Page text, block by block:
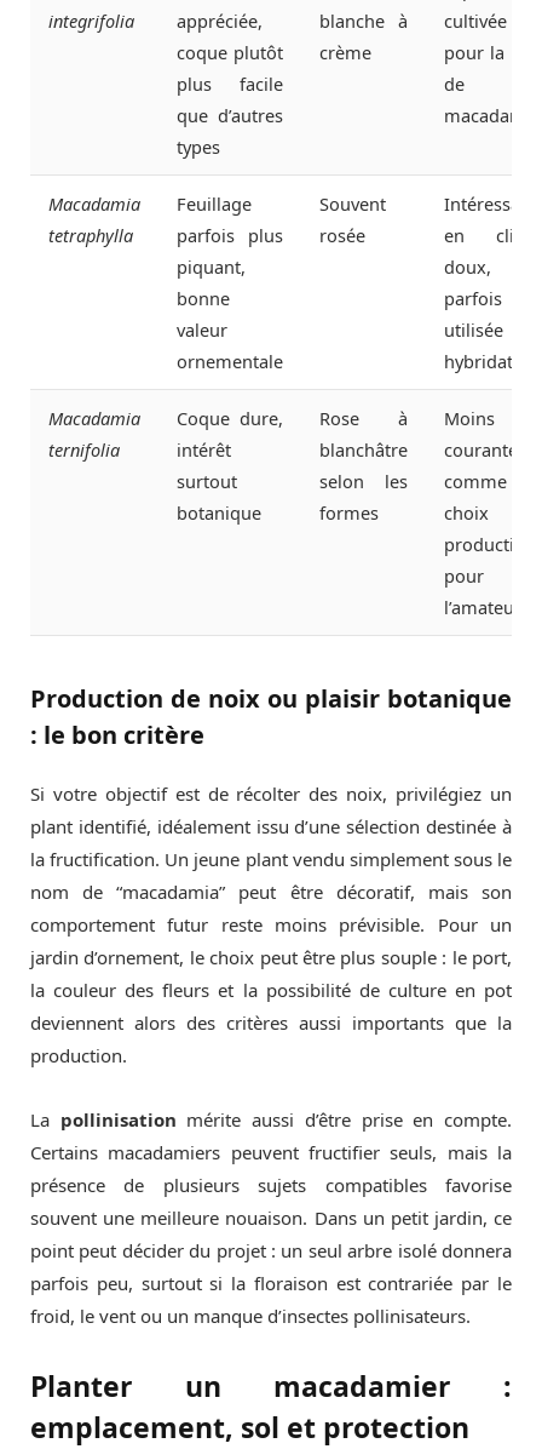
integrifolia
appréciée,
coque plutôt
plus facile
que d’autres
types
blanche à
crème
cultivée
pour la
de
macadamia
Macadamia
tetraphylla
Feuillage
parfois plus
piquant,
bonne
valeur
ornementale
Souvent
rosée
en
doux,
parfois
utilisée
hybridation
Macadamia
ternifolia
Coque dure,
intérêt
surtout
botanique
Rose à
blanchâtre
selon les
formes
Moins
courante
comme
choix
productif
pour
l’amateur
Production de noix ou plaisir botanique
: le bon critère
Si votre objectif est de récolter des noix, privilégiez un
plant identifié, idéalement issu d’une sélection destinée à
la fructification. Un jeune plant vendu simplement sous le
nom de “macadamia” peut être décoratif, mais son
comportement futur reste moins prévisible. Pour un
jardin d’ornement, le choix peut être plus souple : le port,
la couleur des fleurs et la possibilité de culture en pot
deviennent alors des critères aussi importants que la
production.
La pollinisation mérite aussi d’être prise en compte.
Certains macadamiers peuvent fructifier seuls, mais la
présence de plusieurs sujets compatibles favorise
souvent une meilleure nouaison. Dans un petit jardin, ce
point peut décider du projet : un seul arbre isolé donnera
parfois peu, surtout si la floraison est contrariée par le
froid, le vent ou un manque d’insectes pollinisateurs.
Planter un macadamier :
emplacement, sol et protection